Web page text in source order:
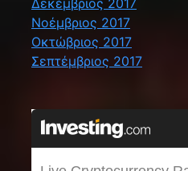
Δεκέμβριος 2017
Νοέμβριος 2017
Οκτώβριος 2017
Σεπτέμβριος 2017